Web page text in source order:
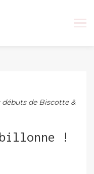
débuts de Biscotte &
!